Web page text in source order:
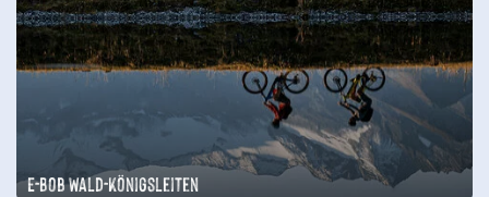
E-Bob Wald-Königsleiten